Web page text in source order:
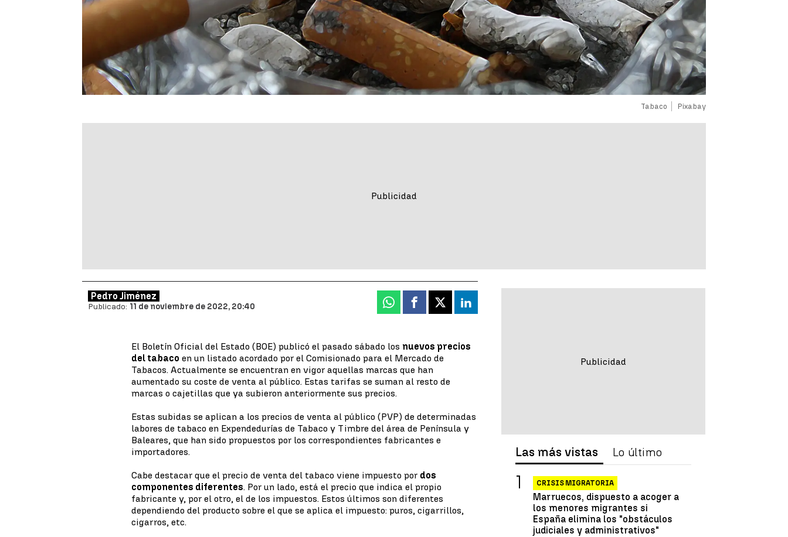
Tabaco Pixabay
Pedro Jiménez
Publicado: 11 de noviembre de 2022, 20:40 Whatsapp
Facebook
X Linkedin
El Boletín Oficial del Estado (BOE) publicó el pasado sábado los nuevos precios
del tabaco en un listado acordado por el Comisionado para el Mercado de
Tabacos. Actualmente se encuentran en vigor aquellas marcas que han
aumentado su coste de venta al público. Estas tarifas se suman al resto de
marcas o cajetillas que ya subieron anteriormente sus precios.
Estas subidas se aplican a los precios de venta al público (PVP) de determinadas
labores de tabaco en Expendedurías de Tabaco y Timbre del área de Península y
Baleares, que han sido propuestos por los correspondientes fabricantes e
importadores.
Cabe destacar que el precio de venta del tabaco viene impuesto por dos
componentes diferentes. Por un lado, está el precio que indica el propio
fabricante y, por el otro, el de los impuestos. Estos últimos son diferentes
dependiendo del producto sobre el que se aplica el impuesto: puros, cigarrillos,
cigarros, etc.
Las más vistas Lo último
CRISIS MIGRATORIA
Marruecos, dispuesto a acoger a
los menores migrantes si
España elimina los "obstáculos
judiciales y administrativos"